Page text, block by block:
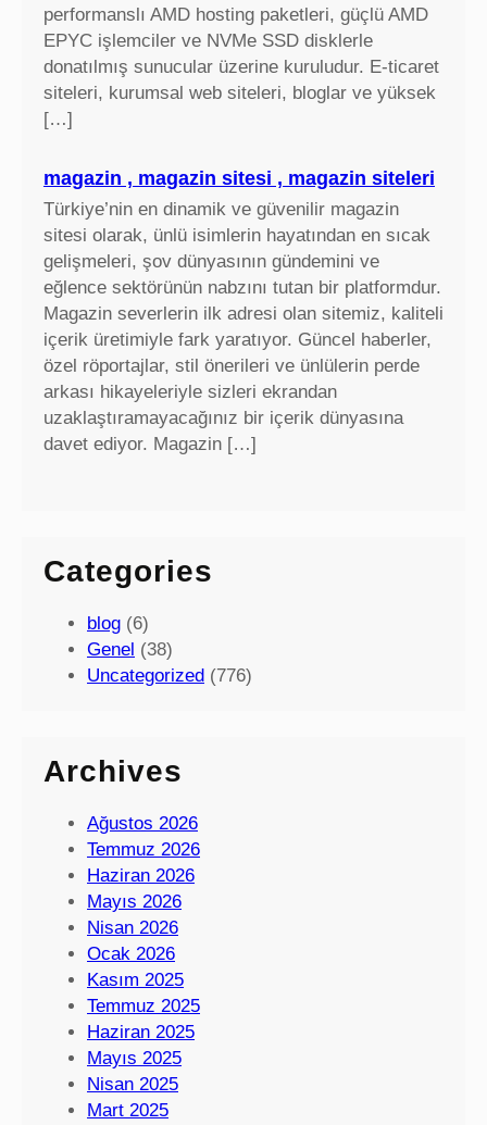
performanslı AMD hosting paketleri, güçlü AMD
EPYC işlemciler ve NVMe SSD disklerle
donatılmış sunucular üzerine kuruludur. E-ticaret
siteleri, kurumsal web siteleri, bloglar ve yüksek
[…]
magazin , magazin sitesi , magazin siteleri
Türkiye’nin en dinamik ve güvenilir magazin
sitesi olarak, ünlü isimlerin hayatından en sıcak
gelişmeleri, şov dünyasının gündemini ve
eğlence sektörünün nabzını tutan bir platformdur.
Magazin severlerin ilk adresi olan sitemiz, kaliteli
içerik üretimiyle fark yaratıyor. Güncel haberler,
özel röportajlar, stil önerileri ve ünlülerin perde
arkası hikayeleriyle sizleri ekrandan
uzaklaştıramayacağınız bir içerik dünyasına
davet ediyor. Magazin […]
Categories
blog (6)
Genel (38)
Uncategorized (776)
Archives
Ağustos 2026
Temmuz 2026
Haziran 2026
Mayıs 2026
Nisan 2026
Ocak 2026
Kasım 2025
Temmuz 2025
Haziran 2025
Mayıs 2025
Nisan 2025
Mart 2025